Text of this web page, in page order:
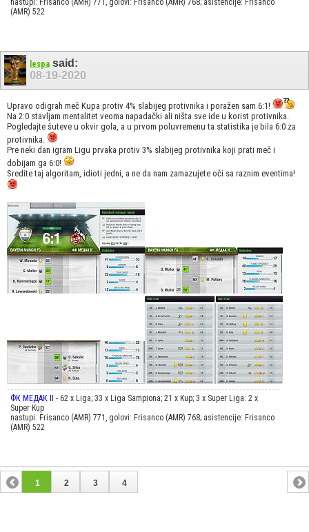
(AMR) 522
lespasaid:
08-19-2020
Upravo odigrah meč Kupa protiv 4% slabijeg protivnika i poražen sam 6:1!
Na 2:0 stavljam mentalitet veoma napadački ali ništa sve ide u korist protivnika.
Pogledajte šuteve u okvir gola, a u prvom poluvremenu ta statistika je bila 6:0 za
protivnika.
Pre neki dan igram Ligu prvaka protiv 3% slabijeg protivnika koji prati meč i
dobijam ga 6:0!
Sredite taj algoritam, idioti jedni, a ne da nam zamazujete oči sa raznim eventima!
ФК МЕДАК II
- 62 x Liga; 33 x Liga Sampiona; 21 x Kup; 3 x Super Liga: 2 x
Super Kup
nastupi: Frisanco (AMR) 771, golovi: Frisanco (AMR) 768; asistencije: Frisanco
(AMR) 522
1 2 3 4